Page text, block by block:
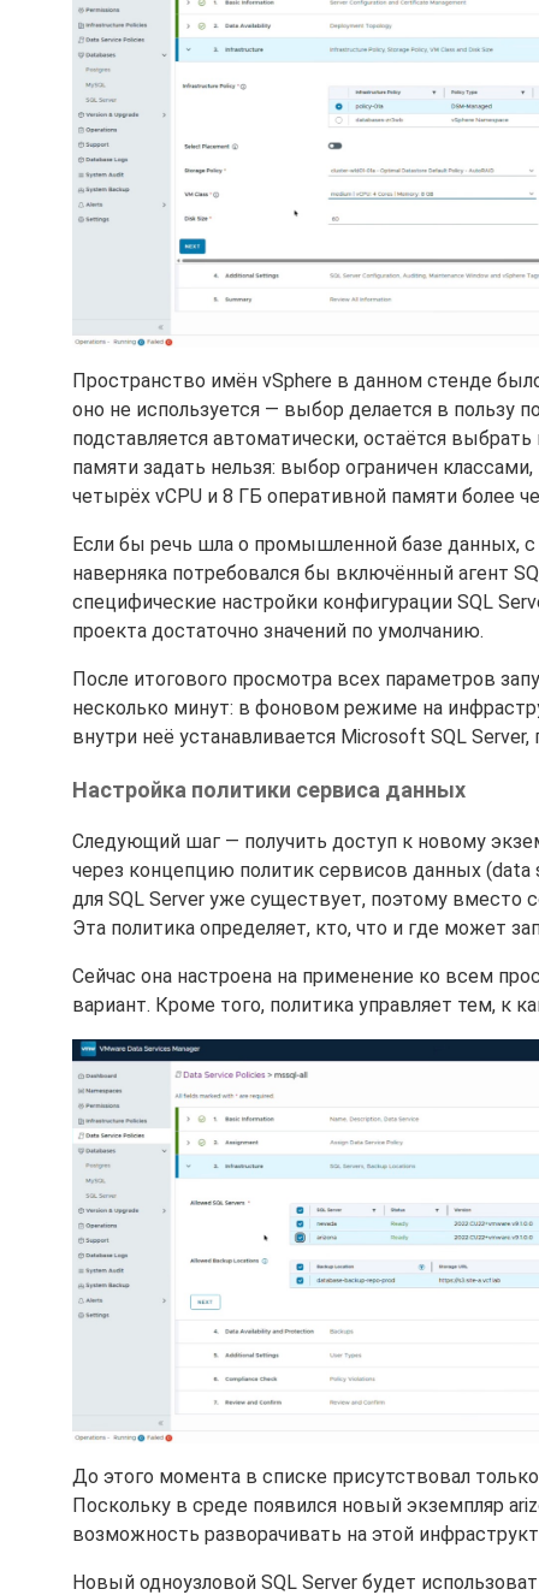
Пространство имён vSphere в данном стенде
оно не используется — выбор делается в пользу
подставляется автоматически, остаётся
памяти задать нельзя: выбор ограничен
четырёх vCPU и 8 ГБ оперативной памяти более
Если бы речь шла о промышленной базе данных,
наверняка потребовался бы включённый агент
специфические настройки конфигурации SQL
проекта достаточно значений по умолчанию.
После итогового просмотра всех параметров
несколько минут: в фоновом режиме на
внутри неё устанавливается Microsoft SQL
Настройка политики сервиса данных
Следующий шаг — получить доступ к новому
через концепцию политик сервисов данных
для SQL Server уже существует, поэтому
Эта политика определяет, кто, что и где может
Сейчас она настроена на применение ко всем
вариант. Кроме того, политика управляет тем, к
До этого момента в списке присутствовал
Поскольку в среде появился новый экземпляр
возможность разворачивать на этой
Новый одноузловой SQL Server будет